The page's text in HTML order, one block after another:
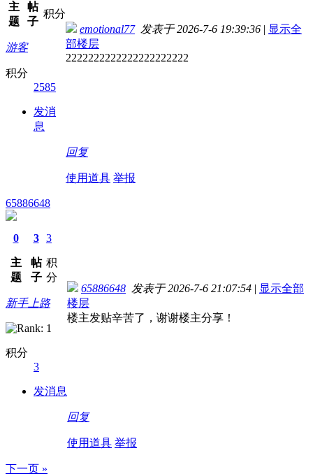
主
题
帖
子
积分
游客
积分
2585
发消
息
emotional77发表于 2026-7-6 19:39:36 | 显示全
部楼层
2222222222222222222222
回复
使用道具 举报
65886648
0
主
题
3
帖
子
3
积
分
新手上路
积分
3
发消息
65886648 发表于 2026-7-6 21:07:54 | 显示全部
楼层
楼主发贴辛苦了，谢谢楼主分享！
回复
使用道具 举报
下一页 »